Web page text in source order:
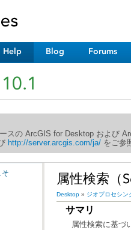
Help Blog Forums
スの ArcGIS for Desktop および
http://server.arcgis.com/ja/をご参
そ
属性検索（
Desktop » ジオプロセシン
サマリ
属性検索に基づ